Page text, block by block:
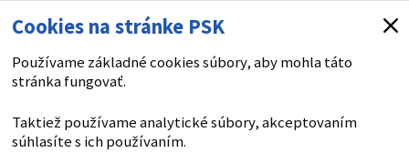
Cookies na stránke PSK
Používame základné cookies súbory, aby mohla táto
stránka fungovať.
Taktiež používame analytické súbory, akceptovaním
súhlasíte s ich používaním.